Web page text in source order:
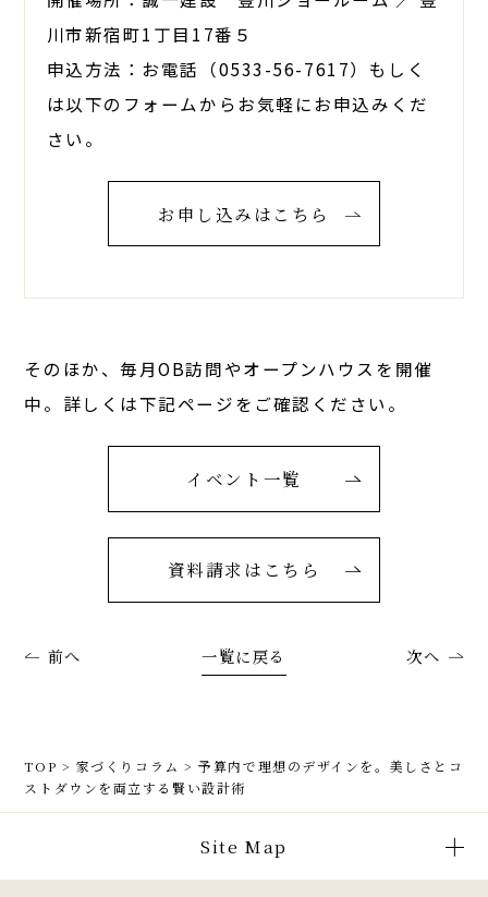
川市新宿町1丁目17番５
申込方法：お電話（0533-56-7617）もしく
は以下のフォームからお気軽にお申込みくだ
さい。
お申し込みはこちら
そのほか、毎月OB訪問やオープンハウスを開催
中。詳しくは下記ページをご確認ください。
イベント一覧
資料請求はこちら
前へ 次へ
一覧に戻る
TOP > 家づくりコラム >予算内で理想のデザインを。美しさとコ
ストダウンを両立する賢い設計術
Site Map